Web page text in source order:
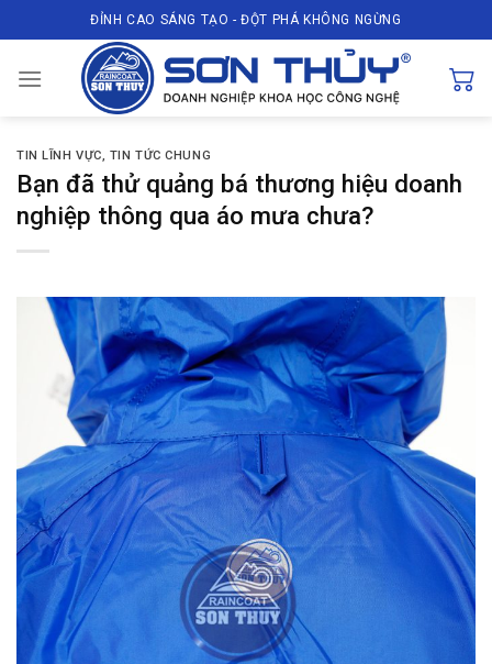
to
content
ĐỈNH CAO SÁNG TẠO - ĐỘT PHÁ KHÔNG NGỪNG
TIN LĨNH VỰC, TIN TỨC CHUNG
Bạn đã thử quảng bá thương hiệu doanh
nghiệp thông qua áo mưa chưa?